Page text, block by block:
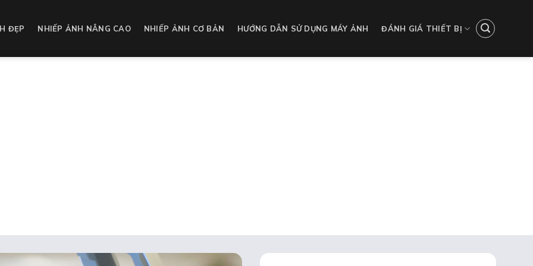
ĐẸP NHIẾP ẢNH NÂNG CAO NHIẾP ẢNH CƠ BẢN HƯỚNG DẪN SỬ DỤNG MÁY ẢNH ĐÁNH GIÁ THIẾT BỊ